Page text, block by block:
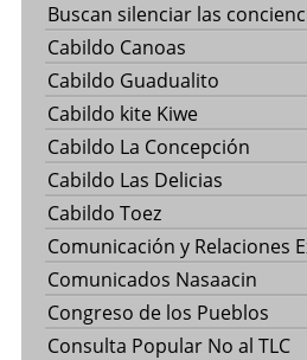
Buscan silenciar las
Cabildo Canoas
Cabildo Guadualito
Cabildo kite Kiwe
Cabildo La Concepción
Cabildo Las Delicias
Cabildo Toez
Comunicación y Relaciones
Comunicados Nasaacin
Congreso de los Pueblos
Consulta Popular No al TLC